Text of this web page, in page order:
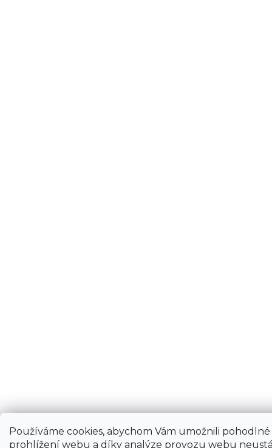
Používáme cookies, abychom Vám umožnili pohodlné
prohlížení webu a díky analýze provozu webu